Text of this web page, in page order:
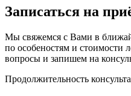
Записаться на
Мы свяжемся с Вами в
по особеностям и стоимости
вопросы и запишем на
Продолжительность